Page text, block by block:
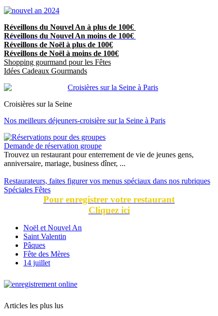
Réveillons du Nouvel An à plus de 100€
Réveillons du Nouvel An moins de 100€
Réveillons de Noël à plus de 100€
Réveillons de Noël à moins de 100€
Shopping gourmand pour les Fêtes
Idées Cadeaux Gourmands
Croisières sur la Seine
Nos meilleurs déjeuners-croisière sur la Seine à Paris
Demande de réservation groupe
Trouvez un restaurant pour enterrement de vie de jeunes gens,
anniversaire, mariage, business dîner, ...
Restaurateurs, faites figurer vos menus spéciaux dans nos rubriques
Spéciales Fêtes
Pour enregistrer votre restaurant
Cliquez ici
Noël et Nouvel An
Saint Valentin
Pâques
Fête des Mères
14 juillet
Articles les plus lus